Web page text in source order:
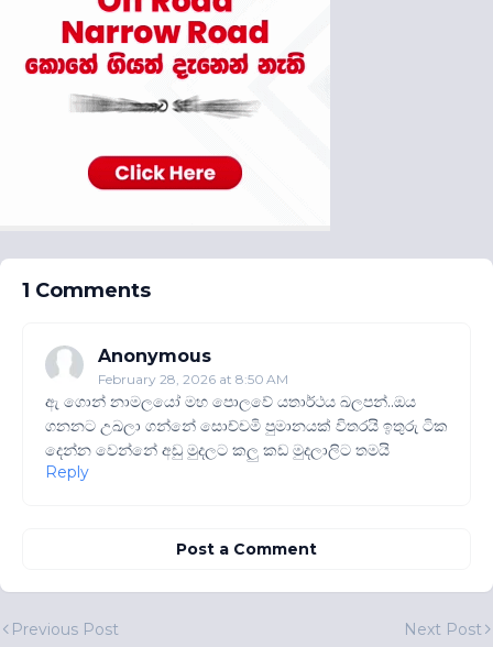
1 Comments
Anonymous
February 28, 2026 at 8:50 AM
ඇ ගොන් නාමලයෝ මහ පොලවේ යතාර්ථය ඛලපන්..ඔය
ගනනට උඛලා ගන්නේ සොච්චමි පුමානයක් විතරයි ඉතුරු ටික
දෙන්න වෙන්නේ අඩු මුදලට කලු කඩ මුදලාලිට තමයි
Reply
Post a Comment
Previous Post Next Post